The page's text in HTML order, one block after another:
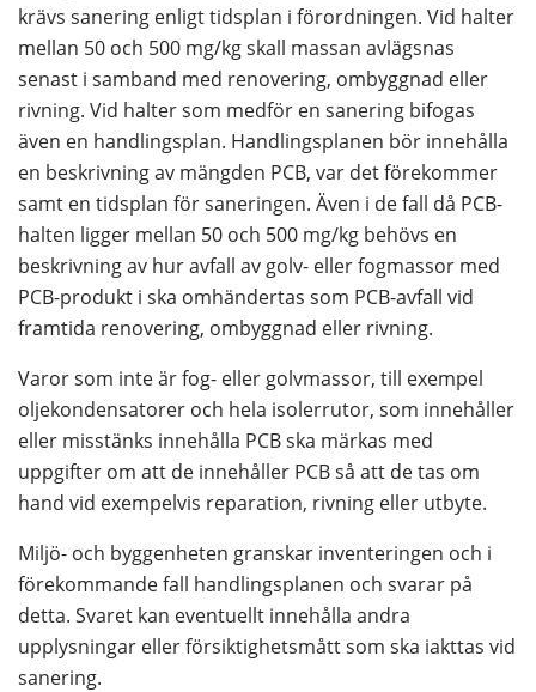
krävs sanering enligt tidsplan i förordningen. Vid halter
mellan 50 och 500 mg/kg skall massan avlägsnas
senast i samband med renovering, ombyggnad eller
rivning. Vid halter som medför en sanering bifogas
även en handlingsplan. Handlingsplanen bör innehålla
en beskrivning av mängden PCB, var det förekommer
samt en tidsplan för saneringen. Även i de fall då PCB-
halten ligger mellan 50 och 500 mg/kg behövs en
beskrivning av hur avfall av golv- eller fogmassor med
PCB-produkt i ska omhändertas som PCB-avfall vid
framtida renovering, ombyggnad eller rivning.
Varor som inte är fog- eller golvmassor, till exempel
oljekondensatorer och hela isolerrutor, som innehåller
eller misstänks innehålla PCB ska märkas med
uppgifter om att de innehåller PCB så att de tas om
hand vid exempelvis reparation, rivning eller utbyte.
Miljö- och byggenheten granskar inventeringen och i
förekommande fall handlingsplanen och svarar på
detta. Svaret kan eventuellt innehålla andra
upplysningar eller försiktighetsmått som ska iakttas vid
sanering.